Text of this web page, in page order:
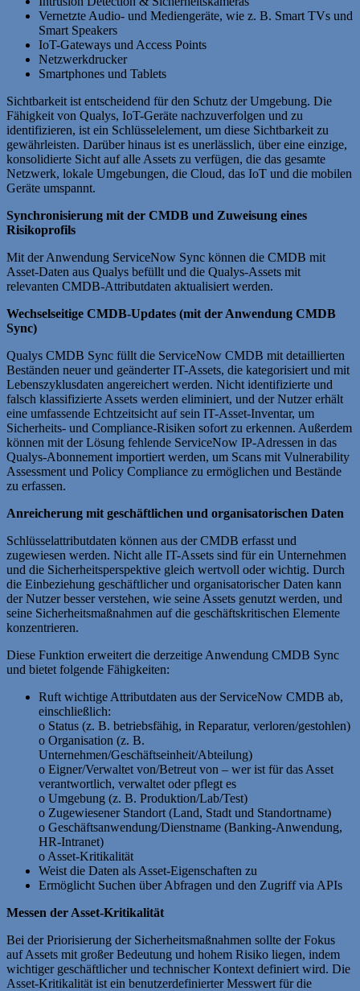
Vernetzte Audio- und Mediengeräte, wie z. B. Smart TVs und
Smart Speakers
IoT-Gateways und Access Points
Netzwerkdrucker
Smartphones und Tablets
Sichtbarkeit ist entscheidend für den Schutz der Umgebung. Die
Fähigkeit von Qualys, IoT-Geräte nachzuverfolgen und zu
identifizieren, ist ein Schlüsselelement, um diese Sichtbarkeit zu
gewährleisten. Darüber hinaus ist es unerlässlich, über eine einzige,
konsolidierte Sicht auf alle Assets zu verfügen, die das gesamte
Netzwerk, lokale Umgebungen, die Cloud, das IoT und die mobilen
Geräte umspannt.
Synchronisierung mit der CMDB und Zuweisung eines
Risikoprofils
Mit der Anwendung ServiceNow Sync können die CMDB mit
Asset-Daten aus Qualys befüllt und die Qualys-Assets mit
relevanten CMDB-Attributdaten aktualisiert werden.
Wechselseitige CMDB-Updates (mit der Anwendung CMDB
Sync)
Qualys CMDB Sync füllt die ServiceNow CMDB mit detaillierten
Beständen neuer und geänderter IT-Assets, die kategorisiert und mit
Lebenszyklusdaten angereichert werden. Nicht identifizierte und
falsch klassifizierte Assets werden eliminiert, und der Nutzer erhält
eine umfassende Echtzeitsicht auf sein IT-Asset-Inventar, um
Sicherheits- und Compliance-Risiken sofort zu erkennen. Außerdem
können mit der Lösung fehlende ServiceNow IP-Adressen in das
Qualys-Abonnement importiert werden, um Scans mit Vulnerability
Assessment und Policy Compliance zu ermöglichen und Bestände
zu erfassen.
Anreicherung mit geschäftlichen und organisatorischen Daten
Schlüsselattributdaten können aus der CMDB erfasst und
zugewiesen werden. Nicht alle IT-Assets sind für ein Unternehmen
und die Sicherheitsperspektive gleich wertvoll oder wichtig. Durch
die Einbeziehung geschäftlicher und organisatorischer Daten kann
der Nutzer besser verstehen, wie seine Assets genutzt werden, und
seine Sicherheitsmaßnahmen auf die geschäftskritischen Elemente
konzentrieren.
Diese Funktion erweitert die derzeitige Anwendung CMDB Sync
und bietet folgende Fähigkeiten:
Ruft wichtige Attributdaten aus der ServiceNow CMDB ab,
einschließlich:
o Status (z. B. betriebsfähig, in Reparatur, verloren/gestohlen)
o Organisation (z. B.
Unternehmen/Geschäftseinheit/Abteilung)
o Eigner/Verwaltet von/Betreut von – wer ist für das Asset
verantwortlich, verwaltet oder pflegt es
o Umgebung (z. B. Produktion/Lab/Test)
o Zugewiesener Standort (Land, Stadt und Standortname)
o Geschäftsanwendung/Dienstname (Banking-Anwendung,
HR-Intranet)
o Asset-Kritikalität
Weist die Daten als Asset-Eigenschaften zu
Ermöglicht Suchen über Abfragen und den Zugriff via APIs
Messen der Asset-Kritikalität
Bei der Priorisierung der Sicherheitsmaßnahmen sollte der Fokus
auf Assets mit großer Bedeutung und hohem Risiko liegen, indem
wichtiger geschäftlicher und technischer Kontext definiert wird. Die
Asset-Kritikalität ist ein benutzerdefinierter Messwert für die